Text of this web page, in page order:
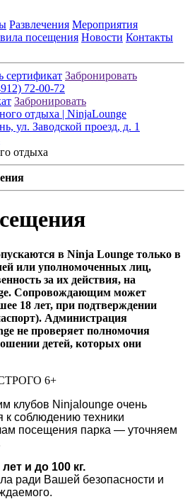
Развлечения Мероприятия
посещения Новости Контакты
сертификат Забронировать
72-00-72
Забронировать
ул. Заводской проезд, д. 1
отдыха
в Ninja Lounge только в
или уполномоченных лиц,
за их действия, на
Сопровождающим может
18 лет, при подтверждении
Администрация
не проверяет полномочия
детей, которых они
6+
клубов Ninjalounge очень
к соблюдению техники
посещения парка — уточняем
и до 100 кг.
ради Вашей безопасности и